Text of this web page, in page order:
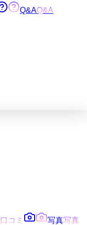
Q&AQ&A
口コミ 写真写真